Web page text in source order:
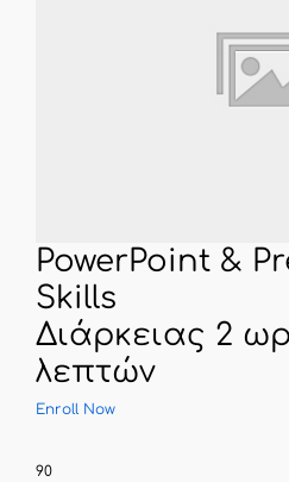
PowerPoint &
Skills
Διάρκειας 2
λεπτών
Enroll Now
90